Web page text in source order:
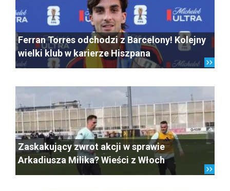
Ferran Torres odchodzi z Barcelony! Kolejny
wielki klub w karierze Hiszpana
Zaskakujący zwrot akcji w sprawie
Arkadiusza Milika? Wieści z Włoch